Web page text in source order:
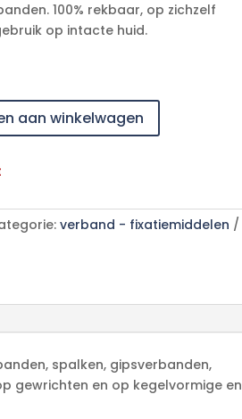
100% rekbaar, op zichzelf
op intacte huid.
aan winkelwagen
verband - fixatiemiddelen
spalken, gipsverbanden,
gewrichten en op kegelvormige en